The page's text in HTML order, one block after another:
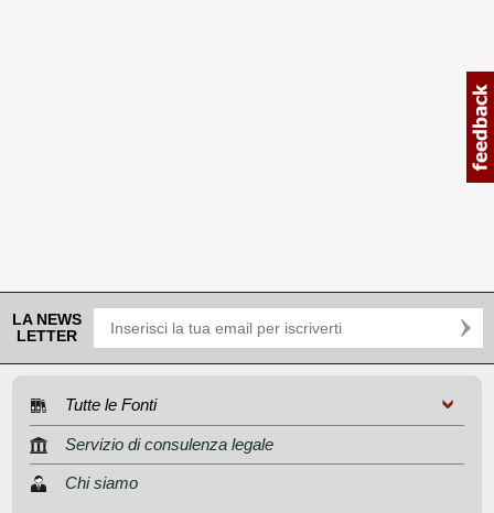
LA NEWS
LETTER
Tutte le Fonti
Servizio di consulenza legale
Chi siamo